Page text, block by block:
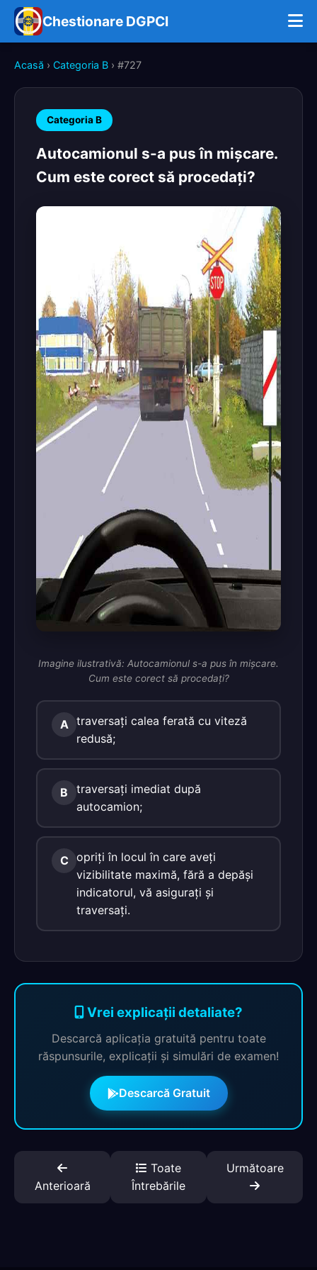
Chestionare DGPCI
Acasă › Categoria B › #727
Categoria B
Autocamionul s-a pus în mişcare.
Cum este corect să procedaţi?
Imagine ilustrativă: Autocamionul s-a pus în mişcare.
Cum este corect să procedaţi?
A traversaţi calea ferată cu viteză
redusă;
B
traversaţi imediat după
autocamion;
C opriţi în locul în care aveţi
vizibilitate maximă, fără a depăşi
indicatorul, vă asiguraţi şi
traversaţi.
Vrei explicații detaliate?
Descarcă aplicația gratuită pentru toate
răspunsurile, explicații și simulări de examen!
Descarcă Gratuit
Anterioară
Toate
Întrebările
Următoare